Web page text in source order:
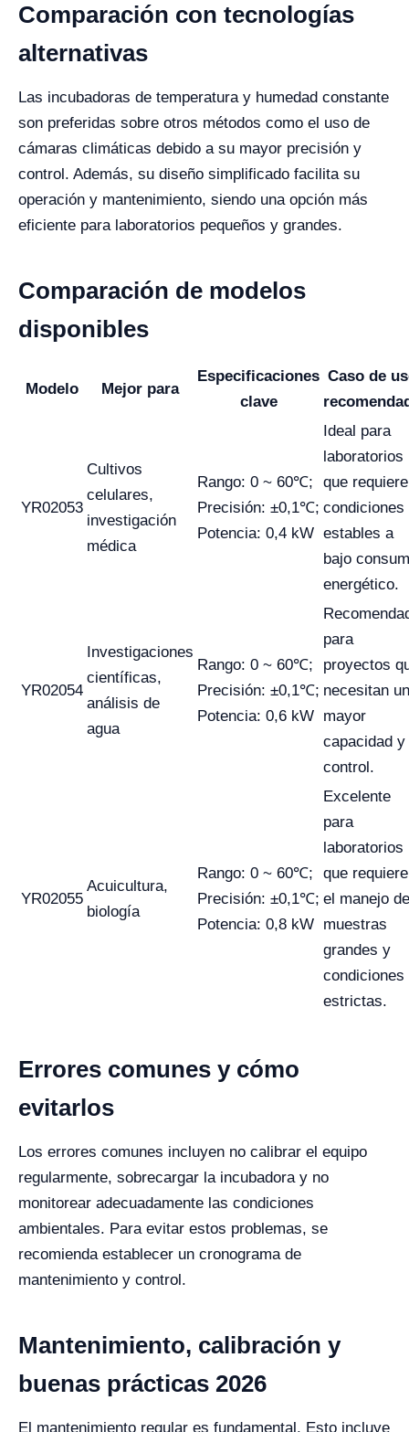
Comparación con tecnologías
alternativas
Las incubadoras de temperatura y humedad constante
son preferidas sobre otros métodos como el uso de
cámaras climáticas debido a su mayor precisión y
control. Además, su diseño simplificado facilita su
operación y mantenimiento, siendo una opción más
eficiente para laboratorios pequeños y grandes.
Comparación de modelos
disponibles
Modelo Mejor para
Especificaciones
clave
Caso de
YR02053
Cultivos
celulares,
investigación
médica
Rango: 0 ~ 60℃;
Precisión: ±0,1℃;
Potencia: 0,4 kW
Ideal para
laboratorios
que
condiciones
estables a
bajo
energético.
YR02054
Investigaciones
científicas,
análisis de
agua
Rango: 0 ~ 60℃;
Precisión: ±0,1℃;
Potencia: 0,6 kW
para
proyectos
necesitan
mayor
capacidad y
control.
YR02055
Acuicultura,
biología
Rango: 0 ~ 60℃;
Precisión: ±0,1℃;
Potencia: 0,8 kW
Excelente
para
laboratorios
que
el manejo de
muestras
grandes y
condiciones
estrictas.
Errores comunes y cómo
evitarlos
Los errores comunes incluyen no calibrar el equipo
regularmente, sobrecargar la incubadora y no
monitorear adecuadamente las condiciones
ambientales. Para evitar estos problemas, se
recomienda establecer un cronograma de
mantenimiento y control.
Mantenimiento, calibración y
buenas prácticas 2026
El mantenimiento regular es fundamental. Esto incluye